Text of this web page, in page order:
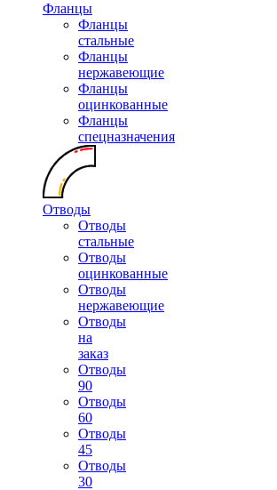
Фланцы
Фланцы
стальные
Фланцы
нержавеющие
Фланцы
оцинкованные
Фланцы
спецназначения
Отводы
Отводы
стальные
Отводы
оцинкованные
Отводы
нержавеющие
Отводы
на
заказ
Отводы
90
Отводы
60
Отводы
45
Отводы
30